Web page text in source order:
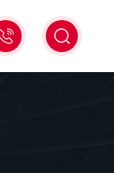
18516586104
微